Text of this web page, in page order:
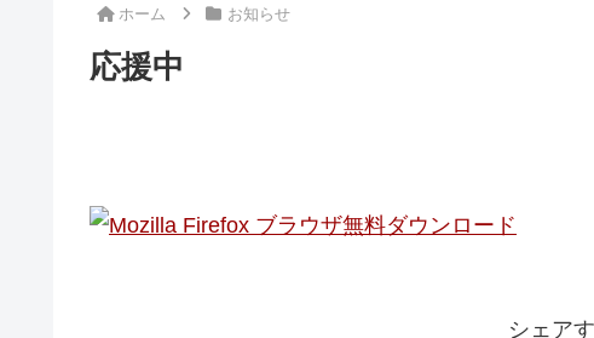
ホーム お知らせ
応援中
シェア